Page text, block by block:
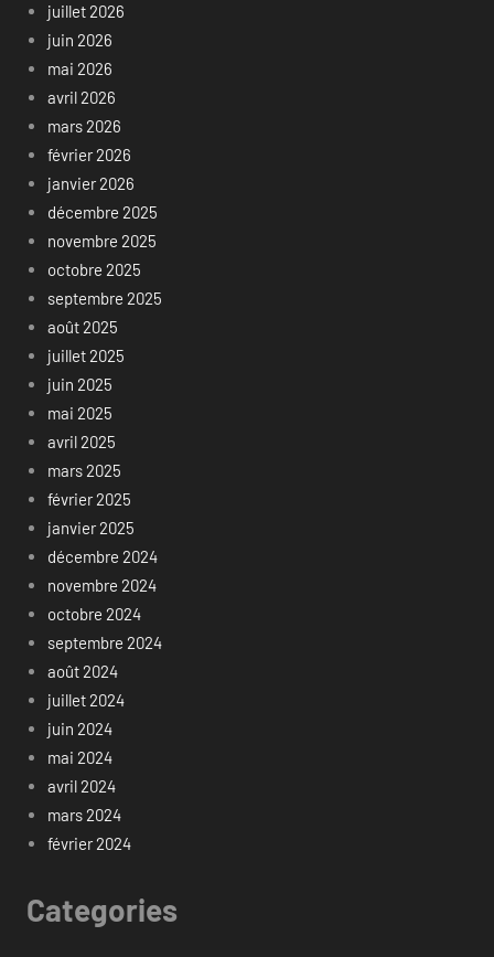
juillet 2026
juin 2026
mai 2026
avril 2026
mars 2026
février 2026
janvier 2026
décembre 2025
novembre 2025
octobre 2025
septembre 2025
août 2025
juillet 2025
juin 2025
mai 2025
avril 2025
mars 2025
février 2025
janvier 2025
décembre 2024
novembre 2024
octobre 2024
septembre 2024
août 2024
juillet 2024
juin 2024
mai 2024
avril 2024
mars 2024
février 2024
Categories